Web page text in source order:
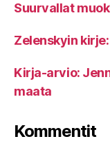
Suurvallat
Zelenskyin
Kirja-arvio:
maata
Kommentit